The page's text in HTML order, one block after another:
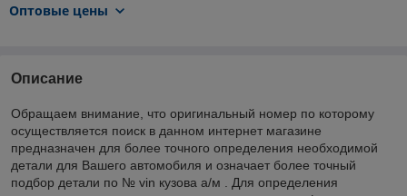
Оптовые цены
Описание
Обращаем внимание, что оригинальный номер по которому
осуществляется поиск в данном интернет магазине
предназначен для более точного определения необходимой
детали для Вашего автомобиля и означает более точный
подбор детали по № vin кузова а/м . Для определения